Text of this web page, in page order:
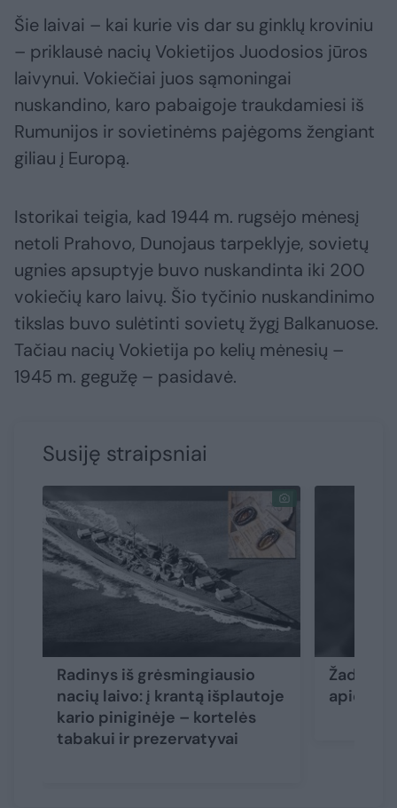
Šie laivai – kai kurie vis dar su ginklų kroviniu
– priklausė nacių Vokietijos Juodosios jūros
laivynui. Vokiečiai juos sąmoningai
nuskandino, karo pabaigoje traukdamiesi iš
Rumunijos ir sovietinėms pajėgoms žengiant
giliau į Europą.
Istorikai teigia, kad 1944 m. rugsėjo mėnesį
netoli Prahovo, Dunojaus tarpeklyje, sovietų
ugnies apsuptyje buvo nuskandinta iki 200
vokiečių karo laivų. Šio tyčinio nuskandinimo
tikslas buvo sulėtinti sovietų žygį Balkanuose.
Tačiau nacių Vokietija po kelių mėnesių –
1945 m. gegužę – pasidavė.
Susiję straipsniai
Radinys iš grėsmingiausio
nacių laivo: į krantą išplautoje
kario piniginėje – kortelės
tabakui ir prezervatyvai
Žada
apie